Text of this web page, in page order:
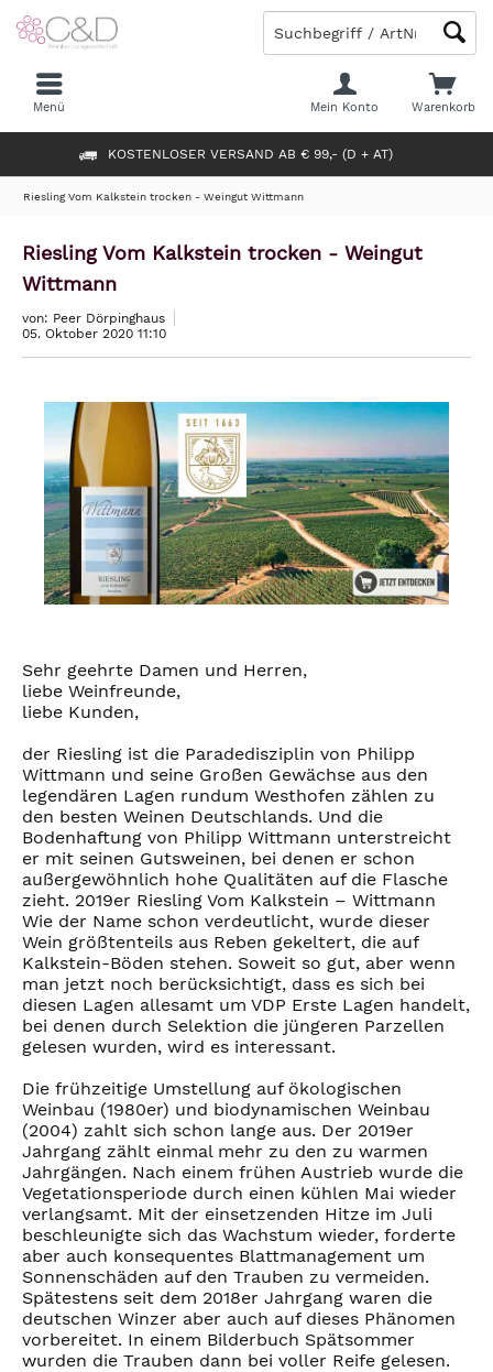
KOSTENLOSER VERSAND AB € 99,- (D + AT)
Warenkorb
Mein Konto
Menü
Riesling Vom Kalkstein trocken - Weingut Wittmann
Riesling Vom Kalkstein trocken - Weingut
Wittmann
von: Peer Dörpinghaus
05. Oktober 2020 11:10
Sehr geehrte Damen und Herren,
liebe Weinfreunde,
liebe Kunden,
der Riesling ist die Paradedisziplin von Philipp
Wittmann und seine Großen Gewächse aus den
legendären Lagen rundum Westhofen zählen zu
den besten Weinen Deutschlands. Und die
Bodenhaftung von Philipp Wittmann unterstreicht
er mit seinen Gutsweinen, bei denen er schon
außergewöhnlich hohe Qualitäten auf die Flasche
zieht. 2019er Riesling Vom Kalkstein – Wittmann
Wie der Name schon verdeutlicht, wurde dieser
Wein größtenteils aus Reben gekeltert, die auf
Kalkstein-Böden stehen. Soweit so gut, aber wenn
man jetzt noch berücksichtigt, dass es sich bei
diesen Lagen allesamt um VDP Erste Lagen handelt,
bei denen durch Selektion die jüngeren Parzellen
gelesen wurden, wird es interessant.
Die frühzeitige Umstellung auf ökologischen
Weinbau (1980er) und biodynamischen Weinbau
(2004) zahlt sich schon lange aus. Der 2019er
Jahrgang zählt einmal mehr zu den zu warmen
Jahrgängen. Nach einem frühen Austrieb wurde die
Vegetationsperiode durch einen kühlen Mai wieder
verlangsamt. Mit der einsetzenden Hitze im Juli
beschleunigte sich das Wachstum wieder, forderte
aber auch konsequentes Blattmanagement um
Sonnenschäden auf den Trauben zu vermeiden.
Spätestens seit dem 2018er Jahrgang waren die
deutschen Winzer aber auch auf dieses Phänomen
vorbereitet. In einem Bilderbuch Spätsommer
wurden die Trauben dann bei voller Reife gelesen.